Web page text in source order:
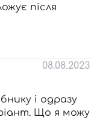
після
08.08.2023
і одразу
Що я можу